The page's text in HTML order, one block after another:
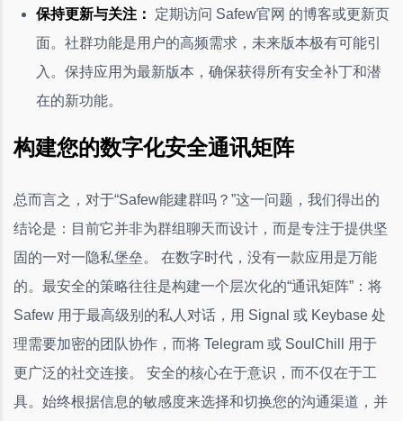
保持更新与关注：
定期访问 Safew官网 的博客或更新页
面。社群功能是用户的高频需求，未来版本极有可能引
入。保持应用为最新版本，确保获得所有安全补丁和潜
在的新功能。
构建您的数字化安全通讯矩阵
总而言之，对于“Safew能建群吗？”这一问题，我们得出的
结论是：目前它并非为群组聊天而设计，而是专注于提供坚
固的一对一隐私堡垒。 在数字时代，没有一款应用是万能
的。最安全的策略往往是构建一个层次化的“通讯矩阵”：将
Safew 用于最高级别的私人对话，用 Signal 或 Keybase 处
理需要加密的团队协作，而将 Telegram 或 SoulChill 用于
更广泛的社交连接。 安全的核心在于意识，而不仅在于工
具。始终根据信息的敏感度来选择和切换您的沟通渠道，并